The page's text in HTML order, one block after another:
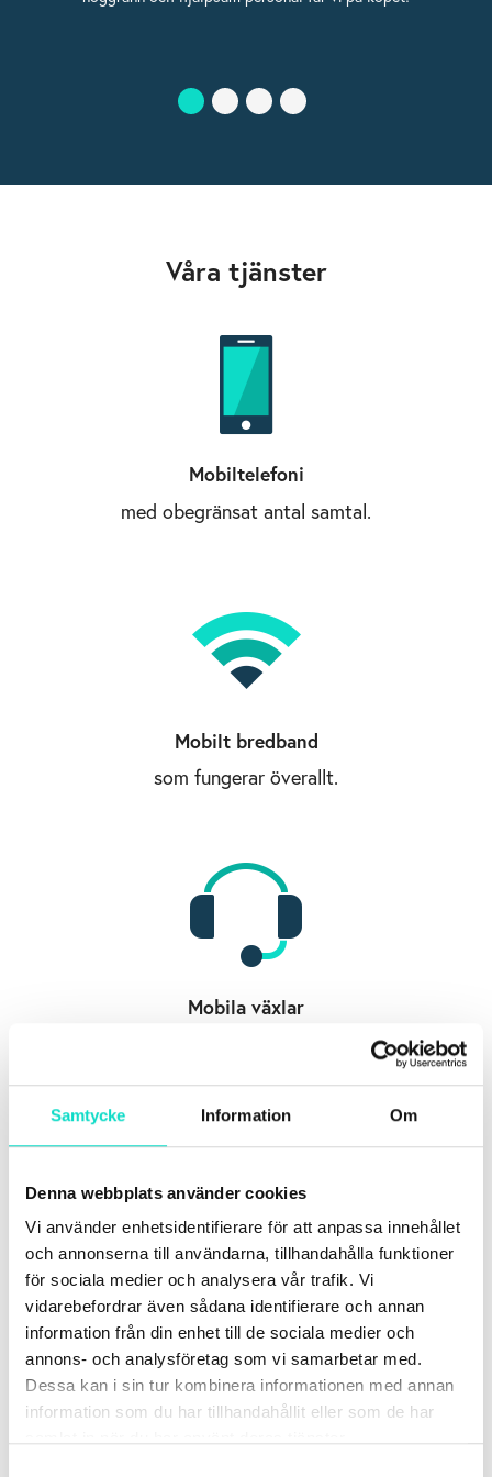
Samtycke Information Om
Denna webbplats använder cookies
Vi använder enhetsidentifierare för att anpassa innehållet
och annonserna till användarna, tillhandahålla funktioner
för sociala medier och analysera vår trafik. Vi
vidarebefordrar även sådana identifierare och annan
information från din enhet till de sociala medier och
annons- och analysföretag som vi samarbetar med.
Dessa kan i sin tur kombinera informationen med annan
information som du har tillhandahållit eller som de har
Våra tjänster
Mobiltelefoni
med obegränsat antal samtal.
Mobilt bredband
som fungerar överallt.
Mobila växlar
anpassade efter dina unika behov.
Fast bredband
där du bara betalar för det du behöver.